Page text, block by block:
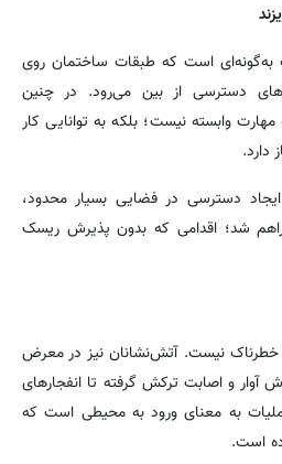
به‌گونه‌ای است که طبقات ساختمان روی
دسترسی از بین می‌رود. در چنین
وابسته نیست؛ بلکه به توانایی کار
دارد.
دسترسی در فضایی بسیار محدود،
شد؛ اقدامی که بدون پذیرش ریسک
خطرناک نیست. آتش‌نشانان نیز در معرض
آوار و اصابت ترکش گرفته تا انفجارهای
به معنای ورود به محیطی است که
است.